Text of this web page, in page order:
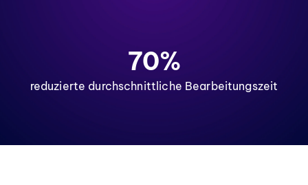
70%
reduzierte durchschnittliche Bearbeitungszeit